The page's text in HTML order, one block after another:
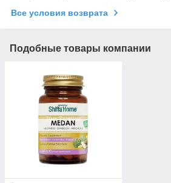
Все условия возврата
Подобные товары компании